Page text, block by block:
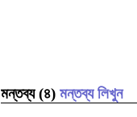
মন্তব্য (৪) মন্তব্য লিখুন